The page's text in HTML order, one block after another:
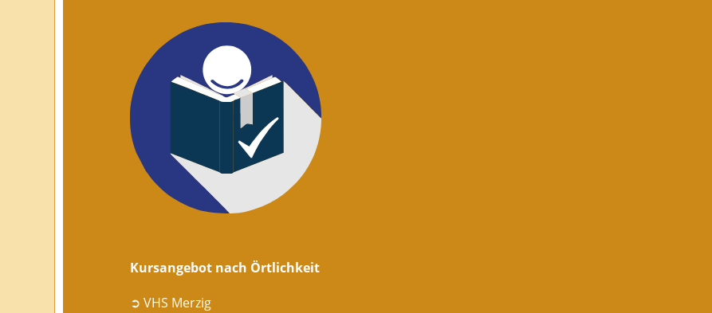
Kursangebot nach Örtlichkeit
➲ VHS Merzig